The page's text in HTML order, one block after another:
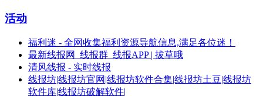
活动
福利迷 - 全网收集福利资源导航信息,满足各位迷！
最新线报网_线报群_线报APP | 拔草哦
清风线报 - 实时线报
线报坊|线报坊官网|线报坊软件合集|线报坊土豆|线报坊
软件库|线报坊破解软件|